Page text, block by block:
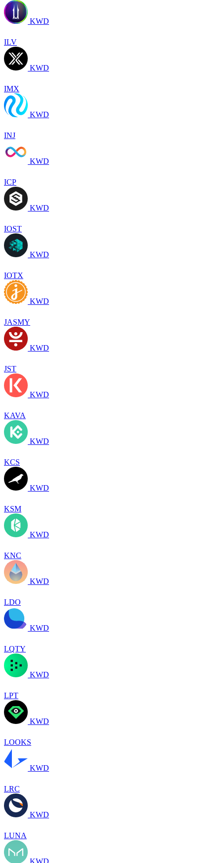
KWD
ILV
KWD
IMX
KWD
INJ
KWD
ICP
KWD
IOST
KWD
IOTX
KWD
JASMY
KWD
JST
KWD
KAVA
KWD
KCS
KWD
KSM
KWD
KNC
KWD
LDO
KWD
LQTY
KWD
LPT
KWD
LOOKS
KWD
LRC
KWD
LUNA
KWD